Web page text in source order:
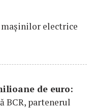
electrice
de euro:
BCR, partenerul